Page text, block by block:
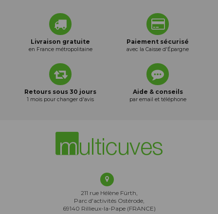
Livraison gratuite
en France métropolitaine
Paiement sécurisé
avec la Caisse d'Épargne
Retours sous 30 jours
1 mois pour changer d'avis
Aide & conseils
par email et téléphone
211 rue Hélène Fürth,
Parc d'activités Ostérode,
69140 Rillieux-la-Pape (FRANCE)